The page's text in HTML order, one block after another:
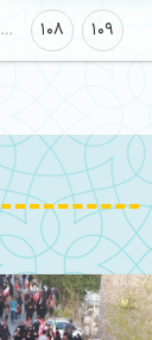
… 108 109